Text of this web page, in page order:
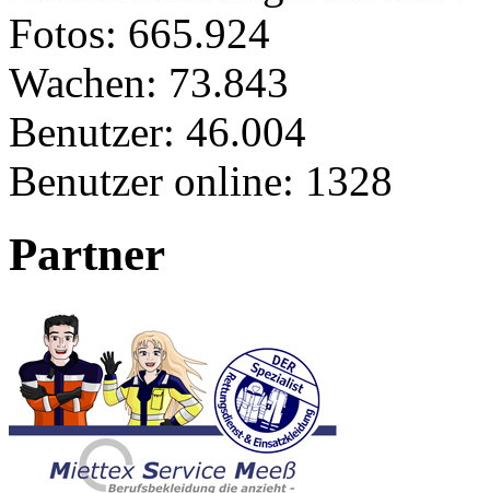
Fotos: 665.924
Wachen: 73.843
Benutzer: 46.004
Benutzer online: 1328
Partner